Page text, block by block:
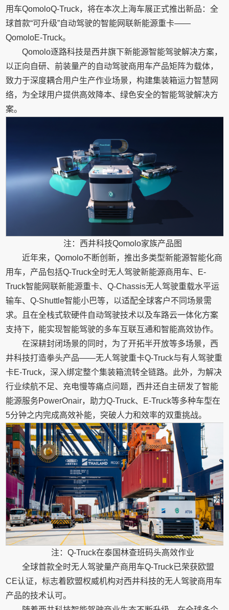
用车QomoloQ-Truck，将在本次上海车展正式推出新品：全
球首款“可升级”自动驾驶的智能网联新能源重卡——
QomoloE-Truck。
Qomolo逐路科技是西井旗下新能源智能驾驶解决方案，
以正向自研、前装量产的自动驾驶商用车产品矩阵为载体，
致力于深度耦合用户生产作业场景，构建集装箱运力智慧网
络，为全球用户提供高效降本、绿色安全的智能驾驶解决方
案。
注：西井科技Qomolo家族产品图
近年来，Qomolo不断创新，推出多类型新能源智能化商
用车，产品包括Q-Truck全时无人驾驶新能源商用车、E-
Truck智能网联新能源重卡、Q-Chassis无人驾驶重载水平运
输车、Q-Shuttle智能小巴等，以适配全球客户不同场景需
求。且在全栈式软硬件自动驾驶技术以及车路云一体化方案
支持下，能实现智能驾驶的多车互联互通和智能高效协作。
在深耕封闭场景的同时，为了开拓半开放等多场景，西
井科技打造拳头产品——无人驾驶重卡Q-Truck与有人驾驶重
卡E-Truck，深入绑定整个集装箱流转全链路。此外，为解决
行业续航不足、充电慢等痛点问题，西井还自主研发了智能
能源服务PowerOnair，助力Q-Truck、E-Truck等多种车型在
5分钟之内完成高效补能，突破人力和效率的双重挑战。
注：Q-Truck在泰国林查班码头高效作业
全球首款全时无人驾驶量产商用车Q-Truck已荣获欧盟
CE认证，标志着欧盟权威机构对西井科技的无人驾驶商用车
产品的技术认可。